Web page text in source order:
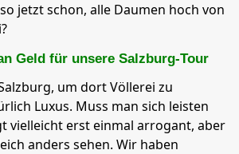
jetzt schon, alle Daumen hoch von
Geld für unsere Salzburg-Tour
um dort Völlerei zu
Luxus. Muss man sich leisten
vielleicht erst einmal arrogant, aber
anders sehen. Wir haben